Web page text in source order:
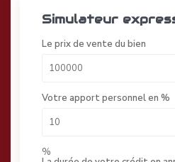
Simulateur
Le prix de vente du bien
Votre apport personnel en %
%